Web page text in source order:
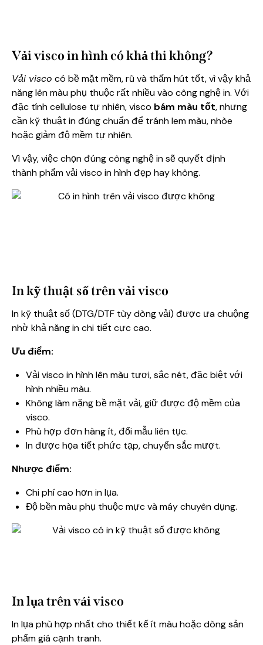
Vải visco in hình có khả thi không?
Vải visco có bề mặt mềm, rũ và thấm hút tốt, vì vậy khả
năng lên màu phụ thuộc rất nhiều vào công nghệ in. Với
đặc tính cellulose tự nhiên, visco bám màu tốt, nhưng
cần kỹ thuật in đúng chuẩn để tránh lem màu, nhòe
hoặc giảm độ mềm tự nhiên.
Vì vậy, việc chọn đúng công nghệ in sẽ quyết định
thành phẩm vải visco in hình đẹp hay không.
In kỹ thuật số trên vải visco
In kỹ thuật số (DTG/DTF tùy dòng vải) được ưa chuộng
nhờ khả năng in chi tiết cực cao.
Ưu điểm:
Vải visco in hình lên màu tươi, sắc nét, đặc biệt với
hình nhiều màu.
Không làm nặng bề mặt vải, giữ được độ mềm của
visco.
Phù hợp đơn hàng ít, đổi mẫu liên tục.
In được họa tiết phức tạp, chuyển sắc mượt.
Nhược điểm:
Chi phí cao hơn in lụa.
Độ bền màu phụ thuộc mực và máy chuyên dụng.
In lụa trên vải visco
In lụa phù hợp nhất cho thiết kế ít màu hoặc dòng sản
phẩm giá cạnh tranh.